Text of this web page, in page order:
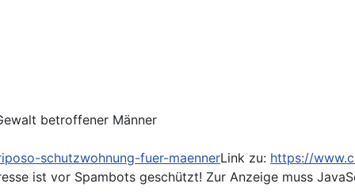
betroffener Männer
schutzwohnung-fuer-maennerLink zu: https://
ist vor Spambots geschützt! Zur Anzeige muss